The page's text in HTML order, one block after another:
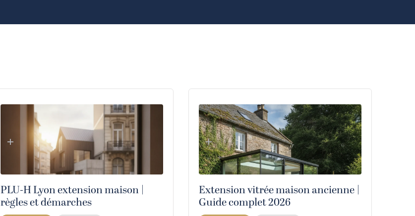
PLU-H Lyon extension maison |
règles et démarches
Extension vitrée maison ancienne |
Guide complet 2026